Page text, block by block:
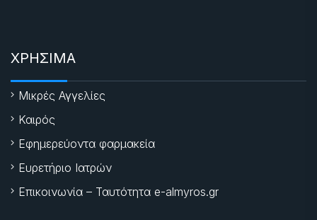
ΧΡΗΣΙΜΑ
Μικρές Αγγελίες
Καιρός
Εφημερεύοντα φαρμακεία
Ευρετήριο Ιατρών
Επικοινωνία – Ταυτότητα e-almyros.gr